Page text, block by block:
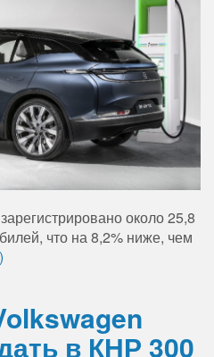
около 25,8
что на 8,2% ниже, чем
в КНР 300